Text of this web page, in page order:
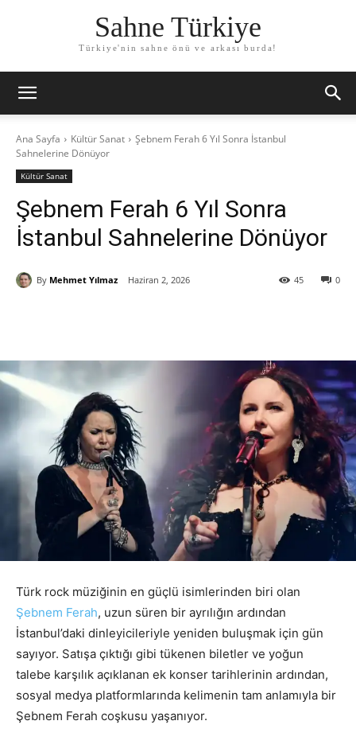
Sahne Türkiye
Türkiye'nin sahne önü ve arkası burda!
Ana Sayfa Kültür Sanat
Şebnem Ferah 6 Yıl Sonra İstanbul
Sahnelerine Dönüyor
Kültür Sanat
Şebnem Ferah 6 Yıl Sonra
İstanbul Sahnelerine Dönüyor
By Mehmet Yılmaz Haziran 2, 2026 0
45
Türk rock müziğinin en güçlü isimlerinden biri olan
Şebnem Ferah, uzun süren bir ayrılığın ardından
İstanbul’daki dinleyicileriyle yeniden buluşmak için gün
sayıyor. Satışa çıktığı gibi tükenen biletler ve yoğun
talebe karşılık açıklanan ek konser tarihlerinin ardından,
sosyal medya platformlarında kelimenin tam anlamıyla bir
Şebnem Ferah coşkusu yaşanıyor.